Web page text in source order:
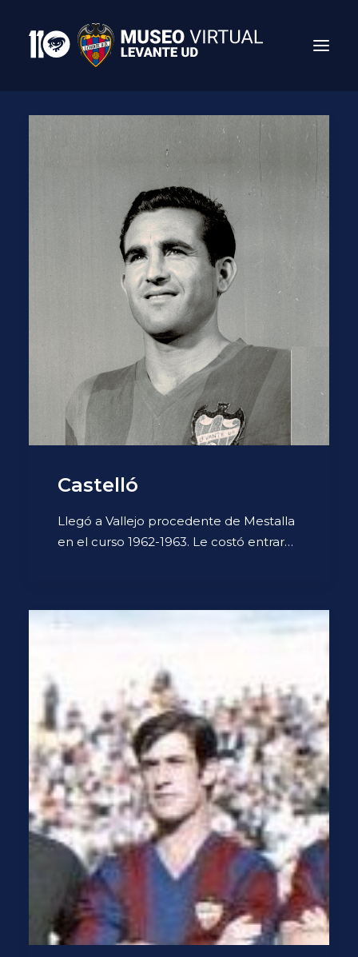
Search
Castelló
Llegó a Vallejo procedente de Mestalla
en el curso 1962-1963. Le costó entrar…